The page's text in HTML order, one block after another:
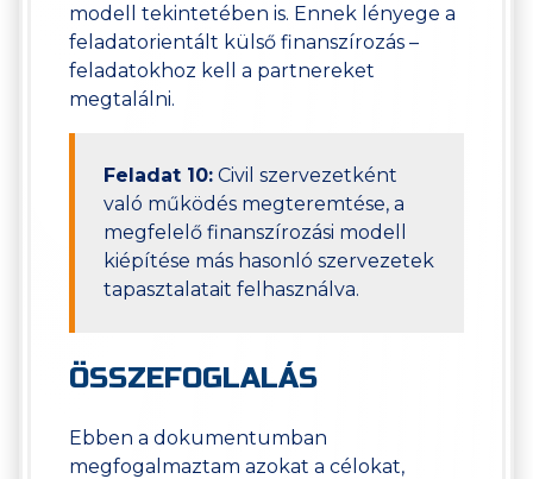
modell tekintetében is. Ennek lényege a
feladatorientált külső finanszírozás –
feladatokhoz kell a partnereket
megtalálni.
Feladat 10: Civil szervezetként
való működés megteremtése, a
megfelelő finanszírozási modell
kiépítése más hasonló szervezetek
tapasztalatait felhasználva.
ÖSSZEFOGLALÁS
Ebben a dokumentumban
megfogalmaztam azokat a célokat,